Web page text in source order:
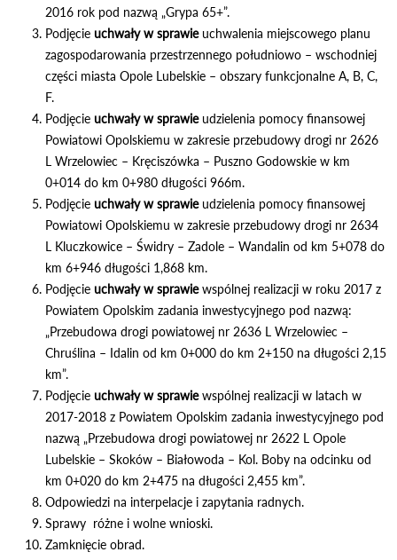
2016 rok pod nazwą „Grypa 65+”.
Podjęcie uchwały w sprawie uchwalenia miejscowego planu
zagospodarowania przestrzennego południowo – wschodniej
części miasta Opole Lubelskie – obszary funkcjonalne A, B, C,
F.
Podjęcie uchwały w sprawie udzielenia pomocy finansowej
Powiatowi Opolskiemu w zakresie przebudowy drogi nr 2626
L Wrzelowiec – Kręciszówka – Puszno Godowskie w km
0+014 do km 0+980 długości 966m.
Podjęcie uchwały w sprawie udzielenia pomocy finansowej
Powiatowi Opolskiemu w zakresie przebudowy drogi nr 2634
L Kluczkowice – Świdry – Zadole – Wandalin od km 5+078 do
km 6+946 długości 1,868 km.
Podjęcie uchwały w sprawiewspólnej realizacji w roku 2017 z
Powiatem Opolskim zadania inwestycyjnego pod nazwą:
„Przebudowa drogi powiatowej nr 2636 L Wrzelowiec –
Chruślina – Idalin od km 0+000 do km 2+150 na długości 2,15
km”.
Podjęcie uchwały w sprawiewspólnej realizacji w latach w
2017-2018 z Powiatem Opolskim zadania inwestycyjnego pod
nazwą „Przebudowa drogi powiatowej nr 2622 L Opole
Lubelskie – Skoków – Białowoda – Kol. Boby na odcinku od
km 0+020 do km 2+475 na długości 2,455 km”.
Odpowiedzi na interpelacje i zapytania radnych.
Sprawy różne i wolne wnioski.
Zamknięcie obrad.